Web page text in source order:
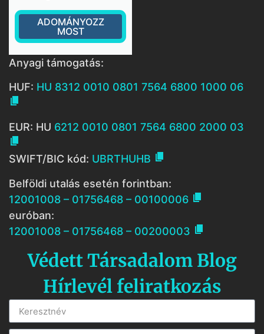
ADOMÁNYOZZ
MOST
Anyagi támogatás:
HUF: HU 8312 0010 0801 7564 6800 1000 06

EUR: HU 6212 0010 0801 7564 6800 2000 03

SWIFT/BIC kód: UBRTHUHB 
Belföldi utalás esetén forintban:
12001008 – 01756468 – 00100006 
euróban:
12001008 – 01756468 – 00200003 
Védett Társadalom Blog
Hírlevél feliratkozás